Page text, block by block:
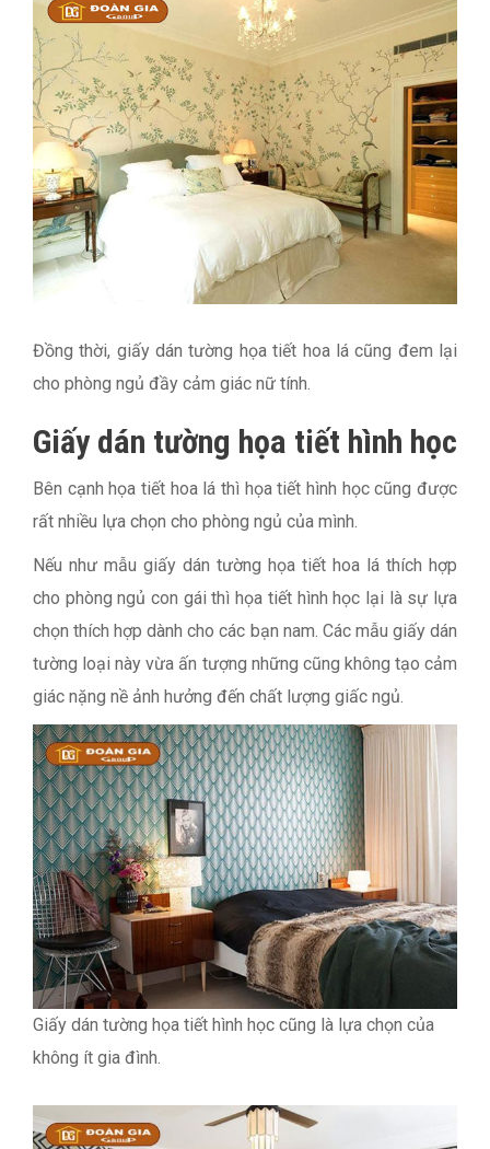
Đồng thời, giấy dán tường họa tiết hoa lá cũng đem lại
cho phòng ngủ đầy cảm giác nữ tính.
Giấy dán tường họa tiết hình học
Bên cạnh họa tiết hoa lá thì họa tiết hình học cũng được
rất nhiều lựa chọn cho phòng ngủ của mình.
Nếu như mẫu giấy dán tường họa tiết hoa lá thích hợp
cho phòng ngủ con gái thì họa tiết hình học lại là sự lựa
chọn thích hợp dành cho các bạn nam. Các mẫu giấy dán
tường loại này vừa ấn tượng những cũng không tạo cảm
giác nặng nề ảnh hưởng đến chất lượng giấc ngủ.
Giấy dán tường họa tiết hình học cũng là lựa chọn của
không ít gia đình.